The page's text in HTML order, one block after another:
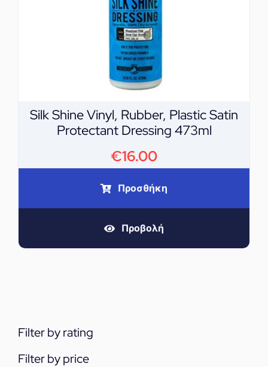
Silk Shine Vinyl, Rubber, Plastic Satin
Protectant Dressing 473ml
€16.00
Προσθήκη
Προβολή
Filter by rating
Filter by price